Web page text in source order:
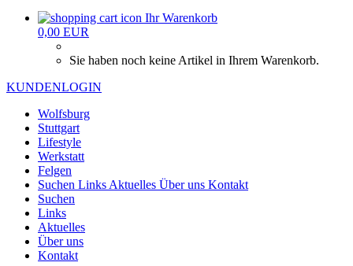
Ihr Warenkorb
0,00 EUR
Sie haben noch keine Artikel in Ihrem Warenkorb.
KUNDENLOGIN
Wolfsburg
Stuttgart
Lifestyle
Werkstatt
Felgen
Suchen Links Aktuelles Über uns Kontakt
Suchen
Links
Aktuelles
Über uns
Kontakt